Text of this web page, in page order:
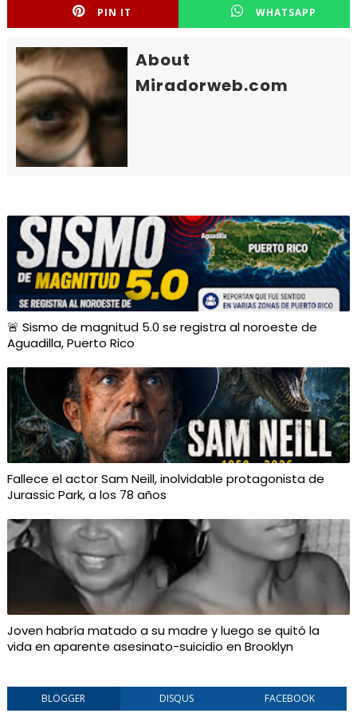
PIN IT WHATSAPP
About
Miradorweb.com
🚨 Sismo de magnitud 5.0 se registra al noroeste de
Aguadilla, Puerto Rico
Fallece el actor Sam Neill, inolvidable protagonista de
Jurassic Park, a los 78 años
Joven habría matado a su madre y luego se quitó la
vida en aparente asesinato-suicidio en Brooklyn
BLOGGER DISQUS FACEBOOK